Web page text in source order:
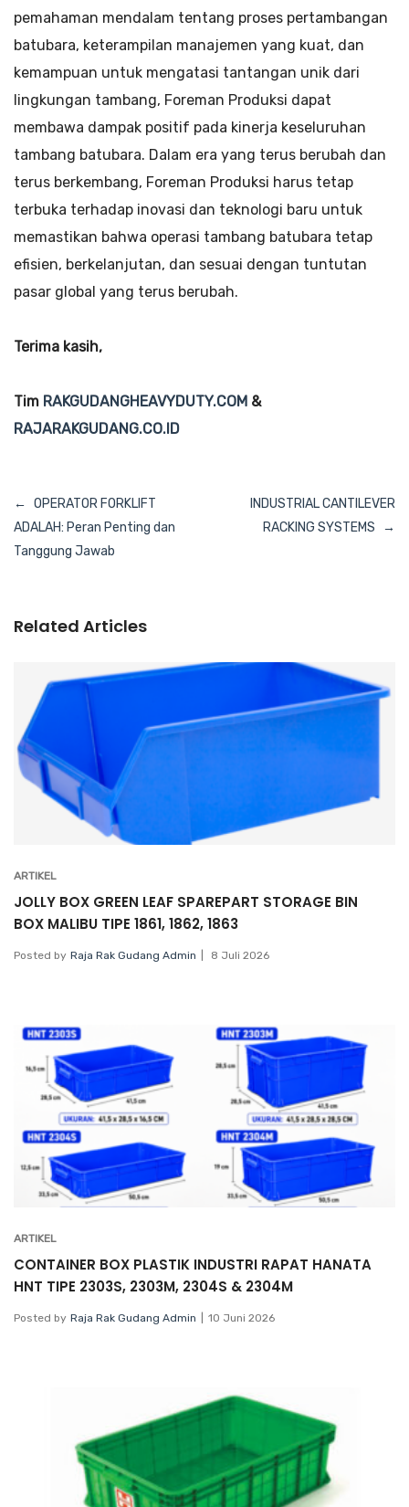
pemahaman mendalam tentang proses pertambangan
batubara, keterampilan manajemen yang kuat, dan
kemampuan untuk mengatasi tantangan unik dari
lingkungan tambang, Foreman Produksi dapat
membawa dampak positif pada kinerja keseluruhan
tambang batubara. Dalam era yang terus berubah dan
terus berkembang, Foreman Produksi harus tetap
terbuka terhadap inovasi dan teknologi baru untuk
memastikan bahwa operasi tambang batubara tetap
efisien, berkelanjutan, dan sesuai dengan tuntutan
pasar global yang terus berubah.
Terima kasih,
Tim RAKGUDANGHEAVYDUTY.COM &
RAJARAKGUDANG.CO.ID
Navigasi
pos
OPERATOR FORKLIFT
ADALAH: Peran Penting dan
Tanggung Jawab
INDUSTRIAL CANTILEVER
RACKING SYSTEMS
Related Articles
ARTIKEL
JOLLY BOX GREEN LEAF SPAREPART STORAGE BIN
BOX MALIBU TIPE 1861, 1862, 1863
Posted by Raja Rak Gudang Admin 8 Juli 2026
ARTIKEL
CONTAINER BOX PLASTIK INDUSTRI RAPAT HANATA
HNT TIPE 2303S, 2303M, 2304S & 2304M
Posted by Raja Rak Gudang Admin 10 Juni 2026